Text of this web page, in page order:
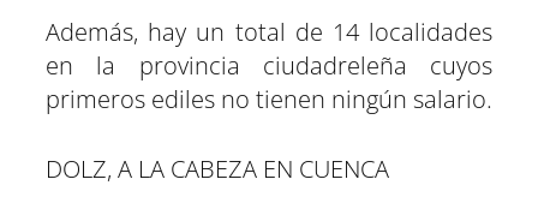
Además, hay un total de 14 localidades
en la provincia ciudadreleña cuyos
primeros ediles no tienen ningún salario.
DOLZ, A LA CABEZA EN CUENCA